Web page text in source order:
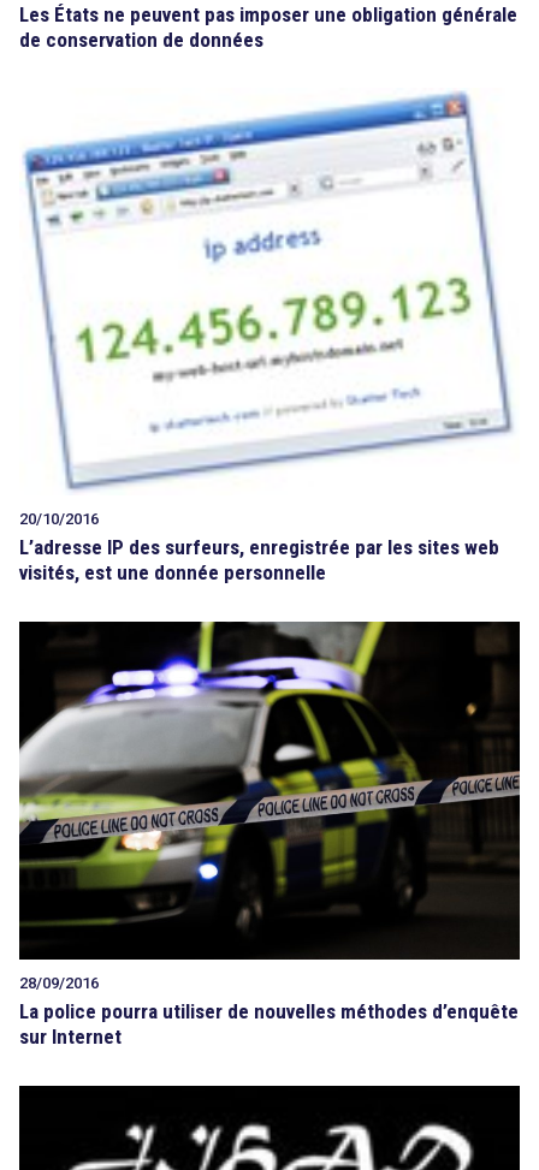
Les États ne peuvent pas imposer une obligation générale
de conservation de données
20/10/2016
L’adresse IP des surfeurs, enregistrée par les sites web
visités, est une donnée personnelle
28/09/2016
La police pourra utiliser de nouvelles méthodes d’enquête
sur Internet